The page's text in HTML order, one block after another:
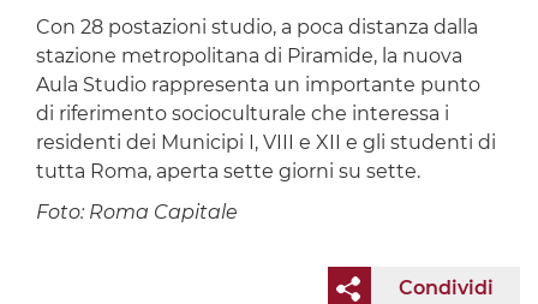
Con 28 postazioni studio, a poca distanza dalla
stazione metropolitana di Piramide, la nuova
Aula Studio rappresenta un importante punto
di riferimento socioculturale che interessa i
residenti dei Municipi I, VIII e XII e gli studenti di
tutta Roma, aperta sette giorni su sette.
Foto: Roma Capitale
Condividi